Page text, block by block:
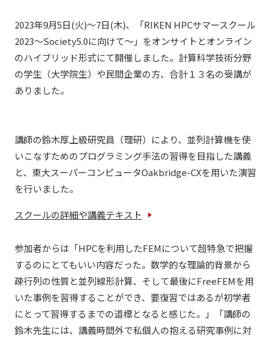
2023年9月5日(火)～7日(木)、「RIKEN HPCサマースクール
2023～Society5.0に向けて～」をオンサイトとオンライン
のハイブリッド形式にて開催しました。計算科学技術分野
の学生（大学院生）や民間企業の方、合計１３名の受講が
ありました。
講師の鈴木厚上級研究員（理研）により、並列計算機を使
いこなすためのプログラミング手法の習得を目指した講義
と、東大スーパーコンピュータOakbridge-CXを用いた演習
を行いました。
スクールの詳細や講義テキスト
参加者からは「HPCを利用したFEMについて超特急で把握
するのにとてもいい内容だった。数学的な理論的背景から
疎行列の性質と並列線形計算、そして最後にFreeFEMを用
いた事例を習得することができ、要復習ではあるが初学者
にとって習得するまでの道標となると感じた。」「講師の
鈴木先生には、講義時間外で私個人の抱える研究事例に対